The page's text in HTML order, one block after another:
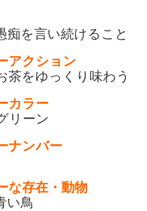
を言い続けること
アクション
をゆっくり味わう
カラー
リーン
ナンバー
存在・動物
い鳥